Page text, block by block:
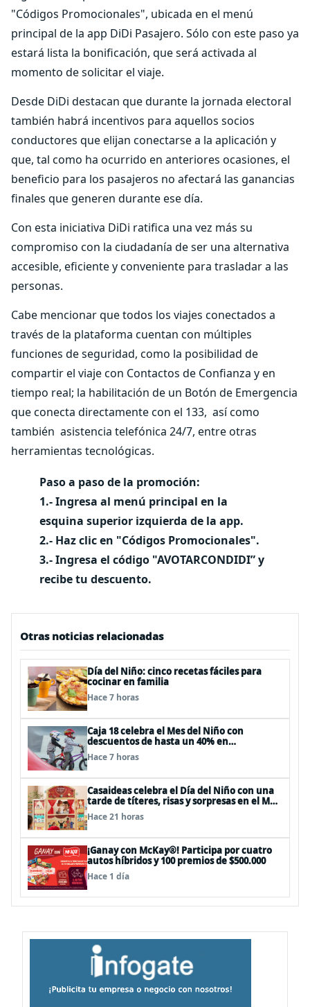
"Códigos Promocionales", ubicada en el menú
principal de la app DiDi Pasajero. Sólo con este paso ya
estará lista la bonificación, que será activada al
momento de solicitar el viaje.
Desde DiDi destacan que durante la jornada electoral
también habrá incentivos para aquellos socios
conductores que elijan conectarse a la aplicación y
que, tal como ha ocurrido en anteriores ocasiones, el
beneficio para los pasajeros no afectará las ganancias
finales que generen durante ese día.
Con esta iniciativa DiDi ratifica una vez más su
compromiso con la ciudadanía de ser una alternativa
accesible, eficiente y conveniente para trasladar a las
personas.
Cabe mencionar que todos los viajes conectados a
través de la plataforma cuentan con múltiples
funciones de seguridad, como la posibilidad de
compartir el viaje con Contactos de Confianza y en
tiempo real; la habilitación de un Botón de Emergencia
que conecta directamente con el 133, así como
también asistencia telefónica 24/7, entre otras
herramientas tecnológicas.
Paso a paso de la promoción:
1.- Ingresa al menú principal en la
esquina superior izquierda de la app.
2.- Haz clic en "Códigos Promocionales".
3.- Ingresa el código "AVOTARCONDIDI” y
recibe tu descuento.
Otras noticias relacionadas
Día del Niño: cinco recetas fáciles para
cocinar en familia
Hace 7 horas
Caja 18 celebra el Mes del Niño con
descuentos de hasta un 40% en
panoramas, cine, shows y streaming
Hace 7 horas
Casaideas celebra el Día del Niño con una
tarde de títeres, risas y sorpresas en el Mall
Plaza Vespucio
Hace 21 horas
¡Ganay con McKay®! Participa por cuatro
autos híbridos y 100 premios de $500.000
Hace 1 día